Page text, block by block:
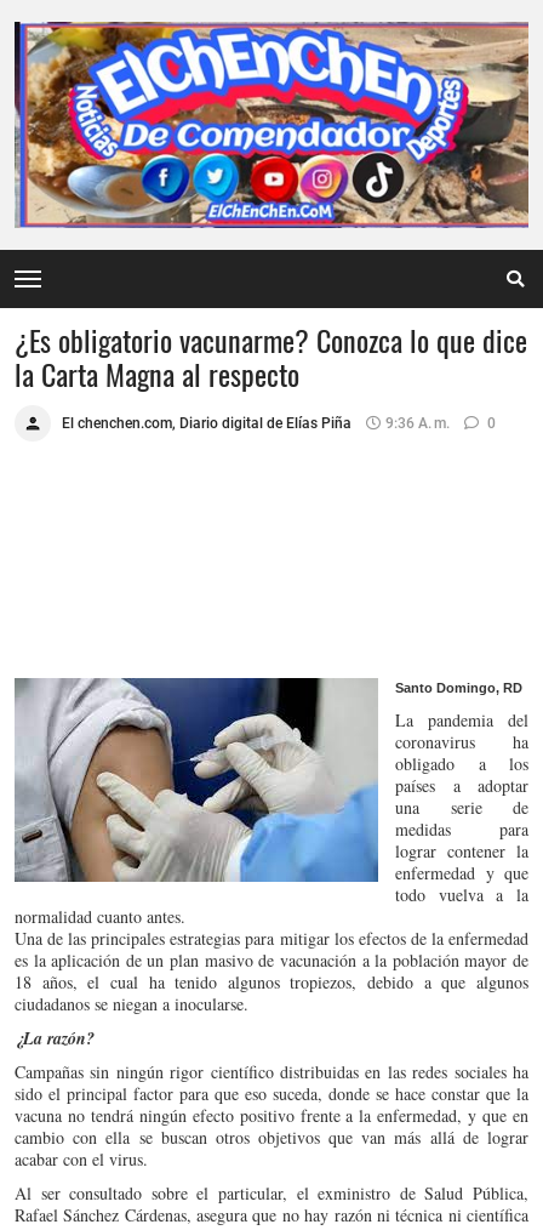
¿Es obligatorio vacunarme? Conozca lo que dice
la Carta Magna al respecto
El chenchen.com, Diario digital de Elías Piña 9:36 A. M. 0
Santo Domingo, RD
La pandemia del
coronavirus ha
obligado a los
países a adoptar
una serie de
medidas para
lograr contener la
enfermedad y que
todo vuelva a la
normalidad cuanto antes.
Una de las principales estrategias para mitigar los efectos de la enfermedad
es la aplicación de un plan masivo de vacunación a la población mayor de
18 años, el cual ha tenido algunos tropiezos, debido a que algunos
ciudadanos se niegan a inocularse.
¿La razón?
Campañas sin ningún rigor científico distribuidas en las redes sociales ha
sido el principal factor para que eso suceda, donde se hace constar que la
vacuna no tendrá ningún efecto positivo frente a la enfermedad, y que en
cambio con ella se buscan otros objetivos que van más allá de lograr
acabar con el virus.
Al ser consultado sobre el particular, el exministro de Salud Pública,
Rafael Sánchez Cárdenas, asegura que no hay razón ni técnica ni científica